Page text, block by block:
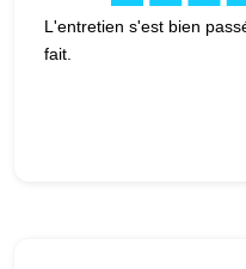
L'entretien s'est bien
fait.